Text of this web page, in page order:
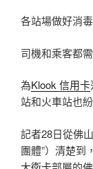
各站場做好消
司機和乘客都
為Klook 信用卡
站和火車站也
記者28日從佛
團體”）清楚到